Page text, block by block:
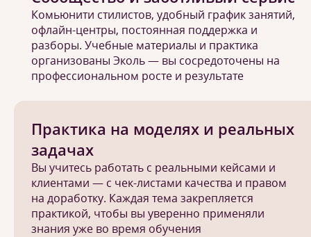
Практика на моделях и реальных
задачах
Вы учитесь работать с реальными кейсами и
клиентами — с чек-листами качества и правом
на доработку. Каждая тема закрепляется
практикой, чтобы вы уверенно применяли
знания уже во время обучения
Комьюнити стилистов, удобный график занятий,
офлайн-центры, постоянная поддержка и
разборы. Учебные материалы и практика
организованы Эколь — вы сосредоточены на
профессиональном росте и результате